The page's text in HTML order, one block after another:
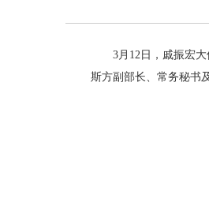
3月12日，戚振宏
斯方副部长、常务秘书